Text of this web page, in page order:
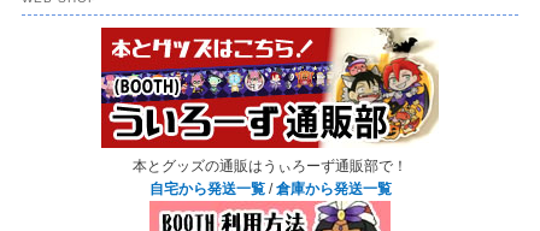
本とグッズの通販はうぃろーず通販部で！
自宅から発送一覧/倉庫から発送一覧